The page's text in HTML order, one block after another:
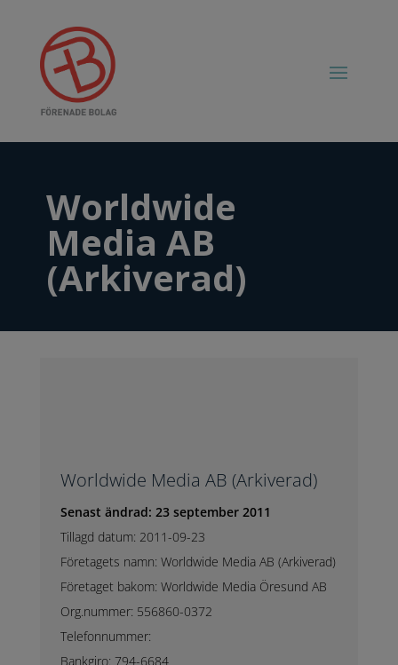
Worldwide
Media AB
(Arkiverad)
Worldwide Media AB (Arkiverad)
Senast ändrad: 23 september 2011
Tillagd datum: 2011-09-23
Företagets namn: Worldwide Media AB (Arkiverad)
Företaget bakom: Worldwide Media Öresund AB
Org.nummer: 556860-0372
Telefonnummer:
Bankgiro: 794-6684